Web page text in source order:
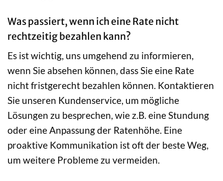
Was passiert, wenn ich eine Rate nicht
rechtzeitig bezahlen kann?
Es ist wichtig, uns umgehend zu informieren,
wenn Sie absehen können, dass Sie eine Rate
nicht fristgerecht bezahlen können. Kontaktieren
Sie unseren Kundenservice, um mögliche
Lösungen zu besprechen, wie z.B. eine Stundung
oder eine Anpassung der Ratenhöhe. Eine
proaktive Kommunikation ist oft der beste Weg,
um weitere Probleme zu vermeiden.